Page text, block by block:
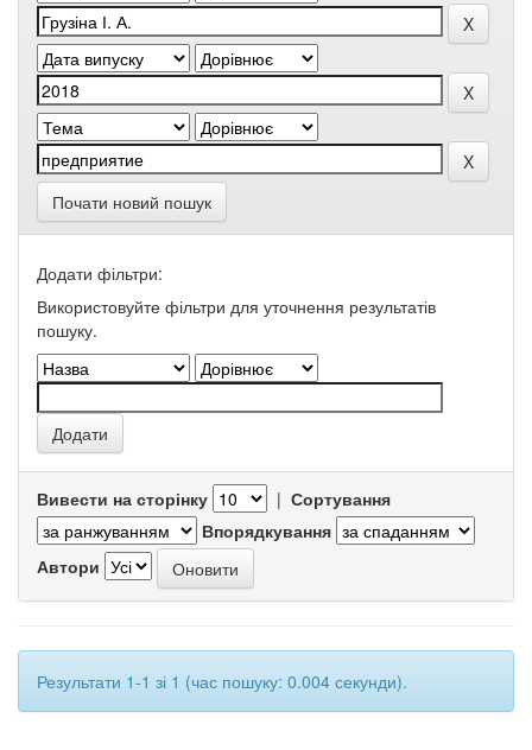
Почати новий пошук
Додати фільтри:
Використовуйте фільтри для уточнення результатів
пошуку.
Вивести на сторінку | Сортування
Впорядкування
Автори
Результати 1-1 зі 1 (час пошуку: 0.004 секунди).